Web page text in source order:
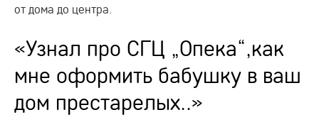
от дома до центра.
«Узнал про СГЦ „Опека“,как
мне оформить бабушку в ваш
дом престарелых..»